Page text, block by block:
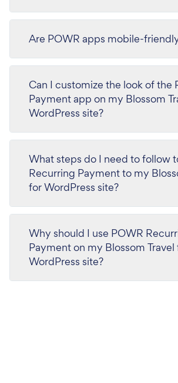
Are POWR apps mobile-
Can I customize the look of the
Payment app on my Blossom
WordPress site?
What steps do I need to follow
Recurring Payment to my
for WordPress site?
Why should I use POWR
Payment on my Blossom Travel
WordPress site?